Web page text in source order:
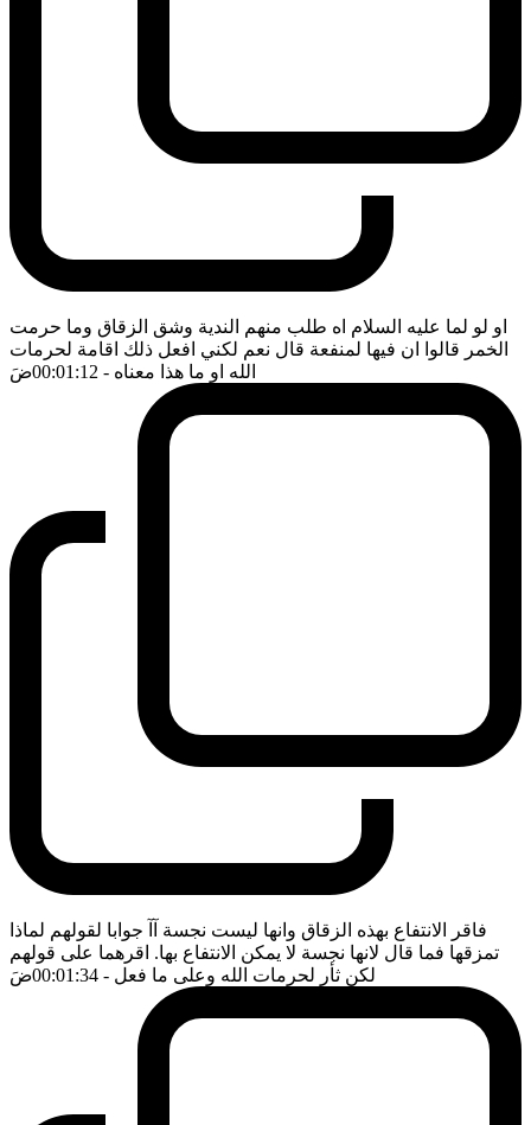
او لو لما عليه السلام اه طلب منهم الندية وشق الزقاق وما حرمت
الخمر قالوا ان فيها لمنفعة قال نعم لكني افعل ذلك اقامة لحرمات
الله او ما هذا معناه - 00:01:12 ضَ
فاقر الانتفاع بهذه الزقاق وانها ليست نجسة آآ جوابا لقولهم لماذا
تمزقها فما قال لانها نجسة لا يمكن الانتفاع بها. اقرهما على قولهم
لكن ثأر لحرمات الله وعلى ما فعل - 00:01:34 ضَ